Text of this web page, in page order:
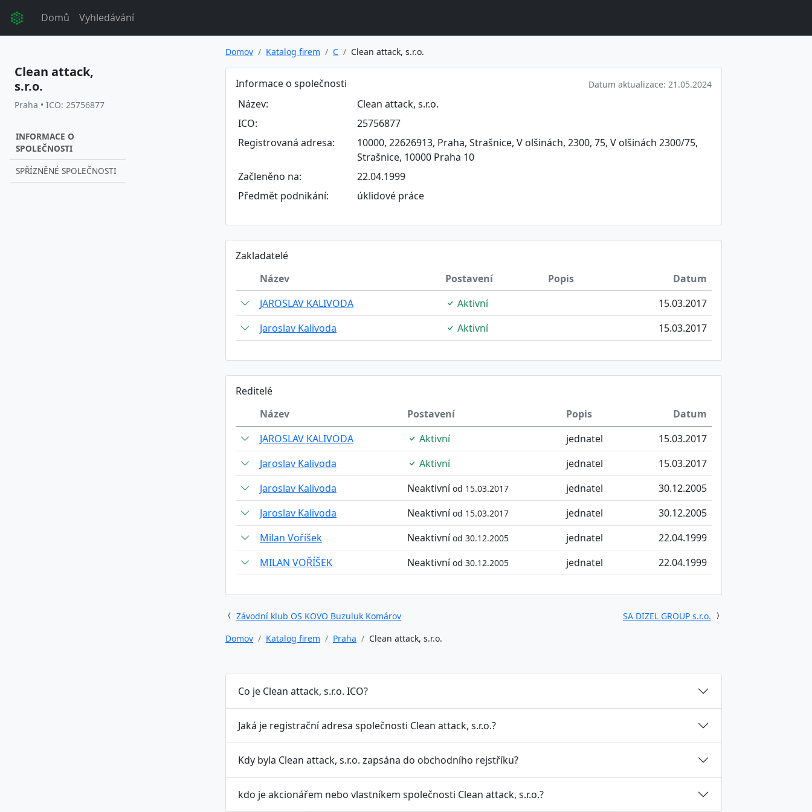
Domů Vyhledávání
Clean attack,
s.r.o.
Praha • ICO: 25756877
INFORMACE O
SPOLEČNOSTI
SPŘÍZNĚNÉ SPOLEČNOSTI
Domov Katalog firem C Clean attack, s.r.o.
Informace o společnosti Datum aktualizace: 21.05.2024
Název:
Clean attack, s.r.o.
ICO:
25756877
Registrovaná adresa:
10000, 22626913, Praha, Strašnice, V olšinách, 2300, 75, V olšinách 2300/75,
Strašnice, 10000 Praha 10
Začleněno na:
22.04.1999
Předmět podnikání:
úklidové práce
Zakladatelé
Název
Postavení Popis
Datum
JAROSLAV KALIVODA
Aktivní
15.03.2017
Jaroslav Kalivoda
Aktivní 15.03.2017
Reditelé
Název
Postavení Popis
Datum
JAROSLAV KALIVODA
Aktivní jednatel
15.03.2017
Jaroslav Kalivoda
Aktivní jednatel
15.03.2017
Jaroslav Kalivoda
Neaktivníod 15.03.2017 jednatel
30.12.2005
Jaroslav Kalivoda
Neaktivníod 15.03.2017 jednatel
30.12.2005
Milan Voříšek
Neaktivníod 30.12.2005 jednatel
22.04.1999
MILAN VOŘÍŠEK
Neaktivníod 30.12.2005 jednatel 22.04.1999
Závodní klub OS KOVO Buzuluk Komárov
SA DIZEL GROUP s.r.o.
Domov
Katalog firem Praha Clean attack, s.r.o.
Co je Clean attack, s.r.o. ICO?
Jaká je registrační adresa společnosti Clean attack, s.r.o.?
Kdy byla Clean attack, s.r.o. zapsána do obchodního rejstříku?
kdo je akcionářem nebo vlastníkem společnosti Clean attack, s.r.o.?